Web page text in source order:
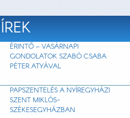
ÉRINTŐ – VASÁRNAPI
GONDOLATOK SZABÓ CSABA
PÉTER ATYÁVAL
PAPSZENTELÉS A NYÍREGYHÁZI
SZENT MIKLÓS-
SZÉKESEGYHÁZBAN